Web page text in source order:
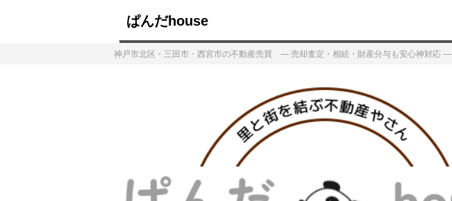
ぱんだhouse
神戸市北区・三田市・西宮市の不動産売買 ― 売却査定・相続・財産分与も安心神対応 ―